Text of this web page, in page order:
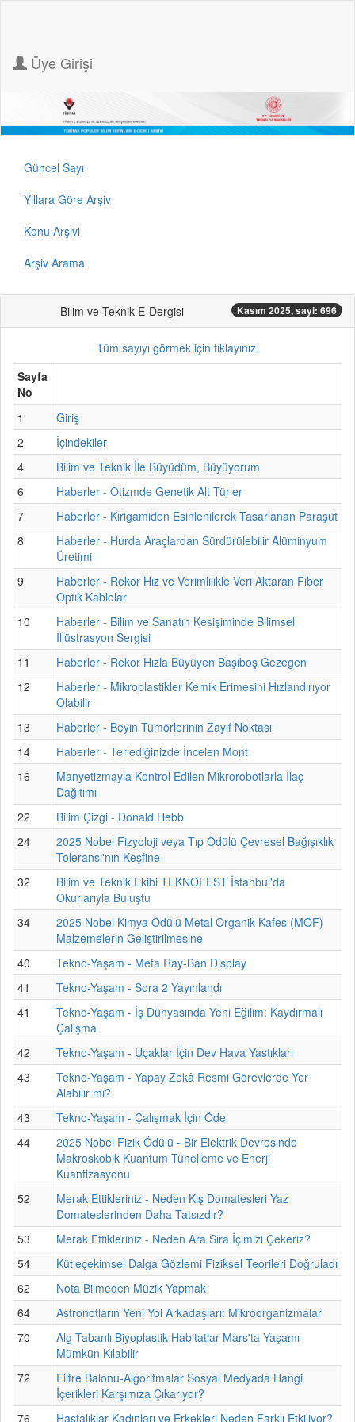
Üye Girişi
Güncel Sayı
Yıllara Göre Arşiv
Konu Arşivi
Arşiv Arama
Bilim ve Teknik E-Dergisi Kasım 2025, sayi: 696
Tüm sayıyı görmek için tıklayınız.
Sayfa
No
1
Giriş
2
İçindekiler
4
Bilim ve Teknik İle Büyüdüm, Büyüyorum
6
Haberler - Otizmde Genetik Alt Türler
7
Haberler - Kirigamiden Esinlenilerek Tasarlanan Paraşüt
8
Haberler - Hurda Araçlardan Sürdürülebilir Alüminyum
Üretimi
9
Haberler - Rekor Hız ve Verimlilikle Veri Aktaran Fiber
Optik Kablolar
10
Haberler - Bilim ve Sanatın Kesişiminde Bilimsel
İllüstrasyon Sergisi
11
Haberler - Rekor Hızla Büyüyen Başıboş Gezegen
12
Haberler - Mikroplastikler Kemik Erimesini Hızlandırıyor
Olabilir
13
Haberler - Beyin Tümörlerinin Zayıf Noktası
14
Haberler - Terlediğinizde İncelen Mont
16
Manyetizmayla Kontrol Edilen Mikrorobotlarla İlaç
Dağıtımı
22
Bilim Çizgi - Donald Hebb
24
2025 Nobel Fizyoloji veya Tıp Ödülü Çevresel Bağışıklık
Toleransı'nın Keşfine
32
Bilim ve Teknik Ekibi TEKNOFEST İstanbul'da
Okurlarıyla Buluştu
34
2025 Nobel Kimya Ödülü Metal Organik Kafes (MOF)
Malzemelerin Geliştirilmesine
40
Tekno-Yaşam - Meta Ray-Ban Display
41
Tekno-Yaşam - Sora 2 Yayınlandı
41
Tekno-Yaşam - İş Dünyasında Yeni Eğilim: Kaydırmalı
Çalışma
42
Tekno-Yaşam - Uçaklar İçin Dev Hava Yastıkları
43
Tekno-Yaşam - Yapay Zekâ Resmi Görevlerde Yer
Alabilir mi?
43
Tekno-Yaşam - Çalışmak İçin Öde
44
2025 Nobel Fizik Ödülü - Bir Elektrik Devresinde
Makroskobik Kuantum Tünelleme ve Enerji
Kuantizasyonu
52
Merak Ettikleriniz - Neden Kış Domatesleri Yaz
Domateslerinden Daha Tatsızdır?
53
Merak Ettikleriniz - Neden Ara Sıra İçimizi Çekeriz?
54
Kütleçekimsel Dalga Gözlemi Fiziksel Teorileri Doğruladı
62
Nota Bilmeden Müzik Yapmak
64
Astronotların Yeni Yol Arkadaşları: Mikroorganizmalar
70
Alg Tabanlı Biyoplastik Habitatlar Mars'ta Yaşamı
Mümkün Kılabilir
72
Filtre Balonu-Algoritmalar Sosyal Medyada Hangi
İçerikleri Karşımıza Çıkarıyor?
76
Hastalıklar Kadınları ve Erkekleri Neden Farklı Etkiliyor?